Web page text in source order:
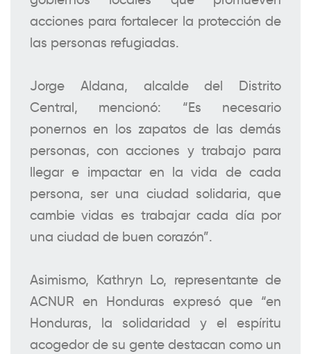
acciones para fortalecer la protección de
las personas refugiadas.
Jorge Aldana, alcalde del Distrito
Central, mencionó: “Es necesario
ponernos en los zapatos de las demás
personas, con acciones y trabajo para
llegar e impactar en la vida de cada
persona, ser una ciudad solidaria, que
cambie vidas es trabajar cada día por
una ciudad de buen corazón”.
Asimismo, Kathryn Lo, representante de
ACNUR en Honduras expresó que “en
Honduras, la solidaridad y el espíritu
acogedor de su gente destacan como un